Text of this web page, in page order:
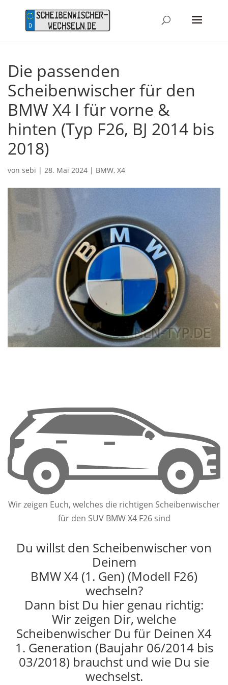
Die passenden
Scheibenwischer für den
BMW X4 I für vorne &
hinten (Typ F26, BJ 2014 bis
2018)
von sebi | 28. Mai 2024 | BMW, X4
Wir zeigen Euch, welches die richtigen Scheibenwischer
für den SUV BMW X4 F26 sind
Du willst den Scheibenwischer von
Deinem
BMW X4 (1. Gen) (Modell F26)
wechseln?
Dann bist Du hier genau richtig:
Wir zeigen Dir, welche
Scheibenwischer Du für Deinen X4
1. Generation (Baujahr 06/2014 bis
03/2018) brauchst und wie Du sie
wechselst.